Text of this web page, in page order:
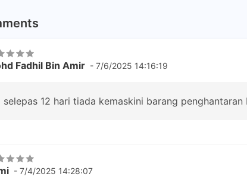
Fadhil Bin Amir - 7/6/2025 14:16:19
selepas 12 hari tiada kemaskini barang penghantaran
- 7/4/2025 14:28:07